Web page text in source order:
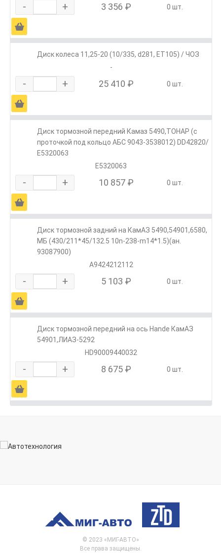
- + 3 356 ₽ 0 шт.
Ä
Диск колеса 11,25-20 (10/335, d281, ET105) / ЧОЗ
-
- + 25 410 ₽ 0 шт.
Ä
Диск тормозной передний Камаз 5490,ТОНАР (с
проточкой под кольцо АБС 9043-3538012) DD42820/
Е5320063
E5320063
- + 10 857 ₽ 0 шт.
Ä
Диск тормозной задний на КамАЗ 5490,54901,6580,
МБ (430/211*45/132.5 10n-238-m14*1.5)(ан.
93087900)
A9424212112
- + 5 103 ₽ 0 шт.
Ä
Диск тормозной передний на ось Hande КамАЗ
54901,ЛИАЗ-5292
HD90009440032
- + 8 675 ₽ 0 шт.
Ä
© 2023 «МИГ-АВТО»
Все права защищены.